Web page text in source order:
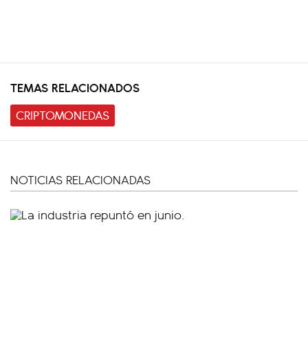
TEMAS RELACIONADOS
CRIPTOMONEDAS
NOTICIAS RELACIONADAS